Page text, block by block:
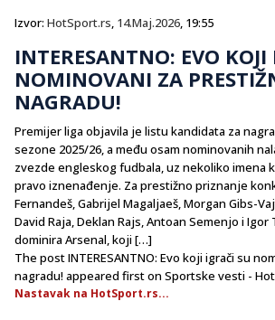
Izvor: HotSport.rs, 14.Maj.2026, 19:55
INTERESANTNO: EVO KOJI
NOMINOVANI ZA
NAGRADU!
Premijer liga objavila je listu kandidata za
sezone 2025/26, a među osam nominovanih
zvezde engleskog fudbala, uz nekoliko imena
pravo iznenađenje. Za prestižno priznanje
Fernandeš, Gabrijel Magaljaeš, Morgan Gibs-
David Raja, Deklan Rajs, Antoan Semenjo i
dominira Arsenal, koji […]
The post INTERESANTNO: Evo koji igrači su
nagradu! appeared first on Sportske vesti -
Nastavak na HotSport.rs...